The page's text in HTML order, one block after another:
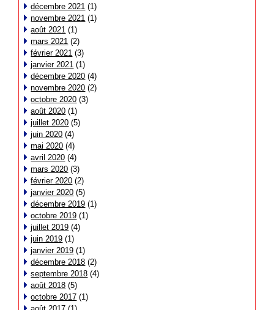
décembre 2021 (1)
novembre 2021 (1)
août 2021 (1)
mars 2021 (2)
février 2021 (3)
janvier 2021 (1)
décembre 2020 (4)
novembre 2020 (2)
octobre 2020 (3)
août 2020 (1)
juillet 2020 (5)
juin 2020 (4)
mai 2020 (4)
avril 2020 (4)
mars 2020 (3)
février 2020 (2)
janvier 2020 (5)
décembre 2019 (1)
octobre 2019 (1)
juillet 2019 (4)
juin 2019 (1)
janvier 2019 (1)
décembre 2018 (2)
septembre 2018 (4)
août 2018 (5)
octobre 2017 (1)